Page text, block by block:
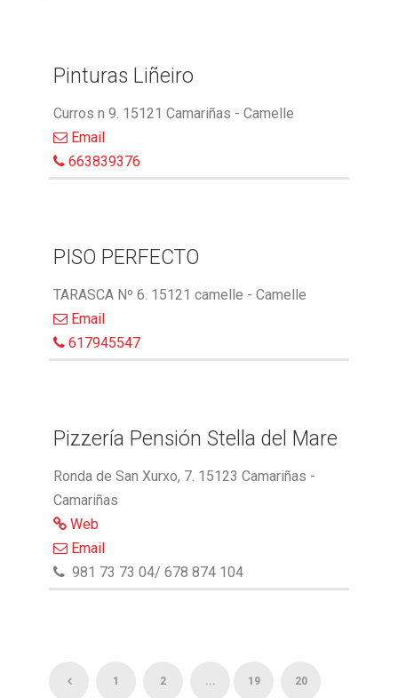
Pinturas Liñeiro
Curros n 9. 15121 Camariñas - Camelle
Email
663839376
PISO PERFECTO
TARASCA Nº 6. 15121 camelle - Camelle
Email
617945547
Pizzería Pensión Stella del Mare
Ronda de San Xurxo, 7. 15123 Camariñas -
Camariñas
Web
Email
981 73 73 04/ 678 874 104
1 2 ... 19 20